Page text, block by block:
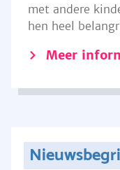
met andere
hen heel
Meer